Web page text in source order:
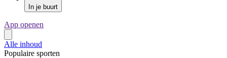
In je buurt
App openen
Alle inhoud
Populaire sporten